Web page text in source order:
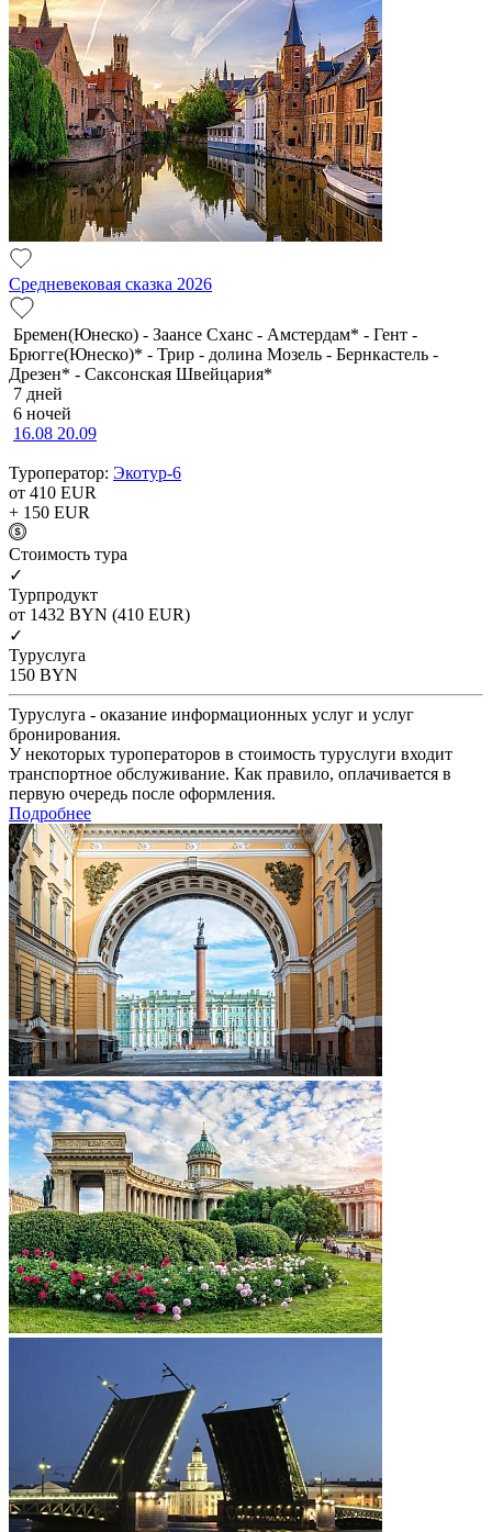
Средневековая сказка 2026
Бремен(Юнеско) - Заансе Сханс - Амстердам* - Гент -
Брюгге(Юнеско)* - Трир - долина Мозель - Бернкастель -
Дрезен* - Саксонская Швейцария*
7 дней
6 ночей
16.08 20.09
Туроператор: Экотур-6
от 410 EUR
+ 150 EUR
Cтоимость тура
✓
Турпродукт
от 1432 BYN (410 EUR)
✓
Туруслуга
150 BYN
Туруслуга - оказание информационных услуг и услуг
бронирования.
У некоторых туроператоров в стоимость туруслуги входит
транспортное обслуживание. Как правило, оплачивается в
первую очередь после оформления.
Подробнее